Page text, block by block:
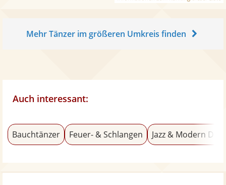
Mehr Tänzer im größeren Umkreis finden
Auch interessant:
Bauchtänzer Feuer- & Schlangen Jazz & Modern